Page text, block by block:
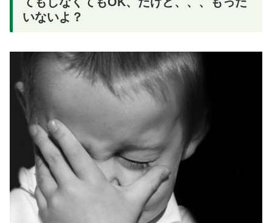
いないよ？